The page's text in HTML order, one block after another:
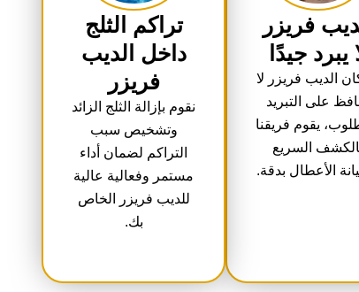
فريزر
يبرد جيدًا
كان الديب فريزر لا
على التبريد
يقوم فريقنا
السريع
الأعطال بدقة.
تراكم الثلج
داخل الديب
فريزر
نقوم بإزالة الثلج الزائد
وتشخيص سبب
التراكم لضمان أداء
مستمر وفعالية عالية
للديب فريزر الخاص
بك.